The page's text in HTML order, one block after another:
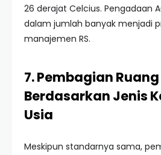
26 derajat Celcius. Pengadaan
dalam jumlah banyak menjadi
manajemen RS.
7. Pembagian Ruang
Berdasarkan Jenis
Usia
Meskipun standarnya sama,